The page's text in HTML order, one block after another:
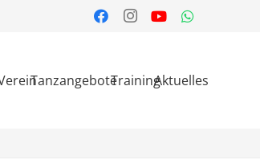
TanzangeboteTrainingAktuelles